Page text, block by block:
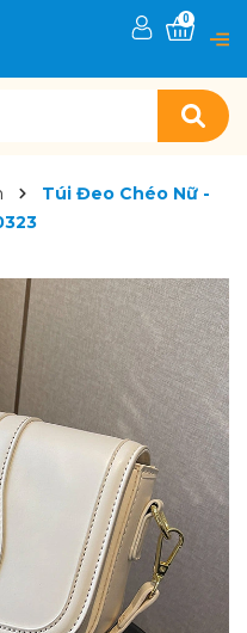
0
Túi Đeo Chéo Nữ -